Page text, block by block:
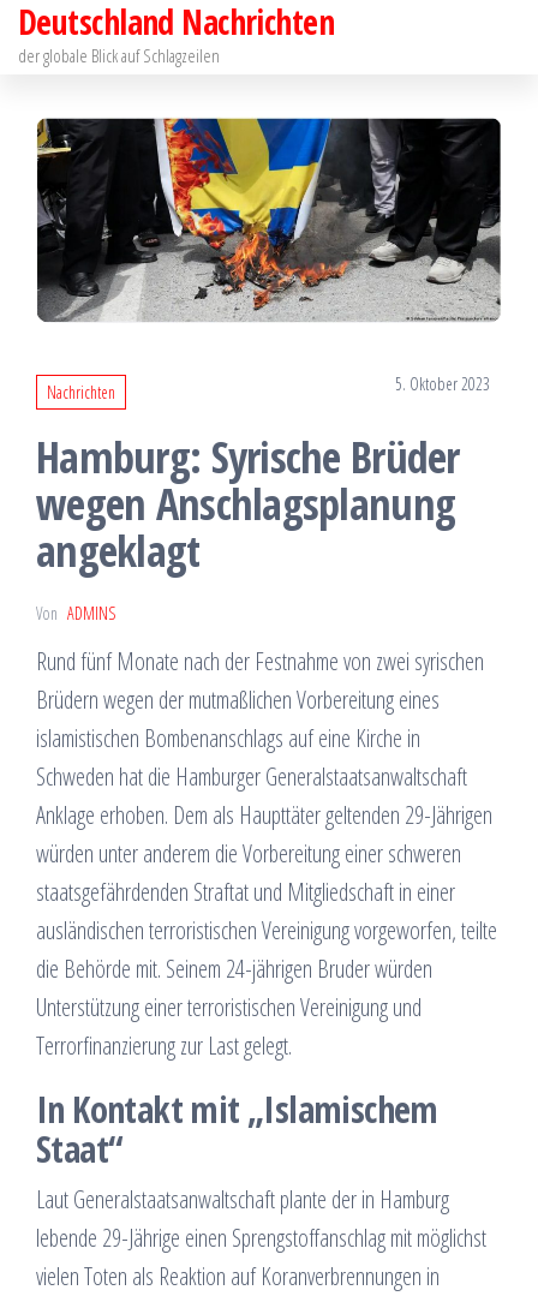
Zum
Inhalt
Deutschland Nachrichten
der globale Blick auf Schlagzeilen
Nachrichten 5. Oktober 2023
Hamburg: Syrische Brüder
wegen Anschlagsplanung
angeklagt
Von ADMINS
Rund fünf Monate nach der Festnahme von zwei syrischen
Brüdern wegen der mutmaßlichen Vorbereitung eines
islamistischen Bombenanschlags auf eine Kirche in
Schweden hat die Hamburger Generalstaatsanwaltschaft
Anklage erhoben. Dem als Haupttäter geltenden 29-Jährigen
würden unter anderem die Vorbereitung einer schweren
staatsgefährdenden Straftat und Mitgliedschaft in einer
ausländischen terroristischen Vereinigung vorgeworfen, teilte
die Behörde mit. Seinem 24-jährigen Bruder würden
Unterstützung einer terroristischen Vereinigung und
Terrorfinanzierung zur Last gelegt.
In Kontakt mit „Islamischem
Staat“
Laut Generalstaatsanwaltschaft plante der in Hamburg
lebende 29-Jährige einen Sprengstoffanschlag mit möglichst
vielen Toten als Reaktion auf Koranverbrennungen in